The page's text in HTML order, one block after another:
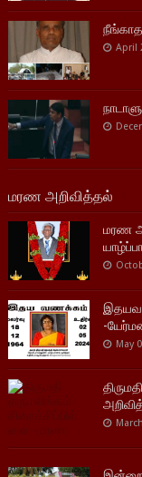
April
மரண அறிவித்தல்
மரண
-
May